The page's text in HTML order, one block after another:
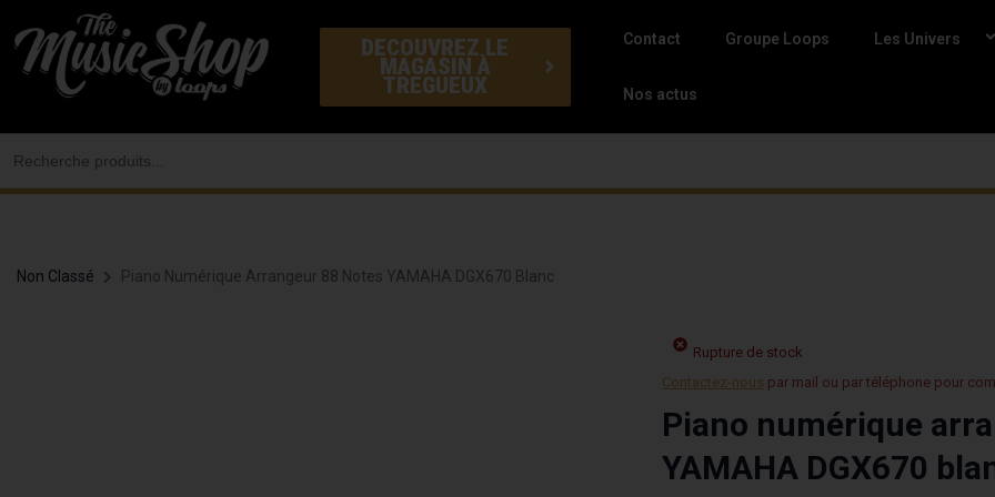
au
contenu
DECOUVREZ LE
MAGASIN À
TREGUEUX
Contact Groupe Loops Les Univers
Nos actus
Non Classé Piano Numérique Arrangeur 88 Notes YAMAHA DGX670 Blanc
Rupture de stock
Contactez-nous par mail ou par téléphone pour
Piano numérique
YAMAHA DGX670